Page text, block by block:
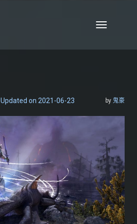
Toggle
. Updated on 2021-06-23 by 鬼豪